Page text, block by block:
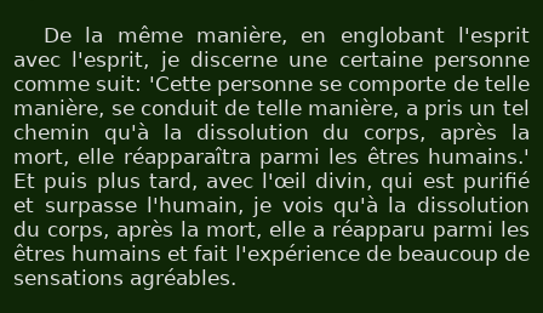
De la même manière, en englobant l'esprit
avec l'esprit, je discerne une certaine personne
comme suit: 'Cette personne se comporte de telle
manière, se conduit de telle manière, a pris un tel
chemin qu'à la dissolution du corps, après la
mort, elle réapparaîtra parmi les êtres humains.'
Et puis plus tard, avec l'œil divin, qui est purifié
et surpasse l'humain, je vois qu'à la dissolution
du corps, après la mort, elle a réapparu parmi les
êtres humains et fait l'expérience de beaucoup de
sensations agréables.